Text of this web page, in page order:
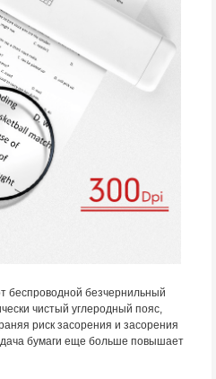
беспроводной безчернильный
чистый углеродный пояс,
риск засорения и засорения
бумаги еще больше повышает